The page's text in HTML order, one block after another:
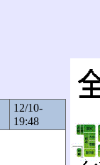
12/10-
19:48